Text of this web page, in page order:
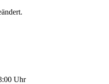
Uhr